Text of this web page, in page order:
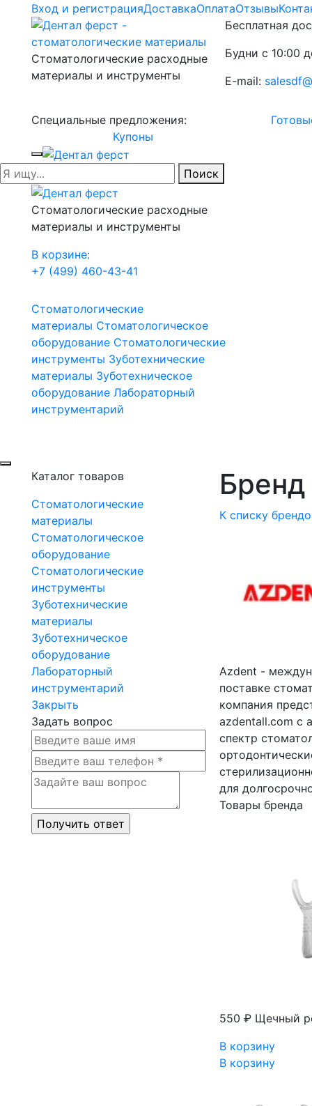
Вход и регистрацияДоставкаОплатаОтзывы
Стоматологические расходные
материалы и инструменты
Бесплатная
Будни с 10:00
E-mail:
Специальные предложения:
Купоны
Поиск
Стоматологические расходные
материалы и инструменты
В корзине:
+7 (499) 460-43-41
Стоматологические
материалы Стоматологическое
оборудование Стоматологические
инструменты Зуботехнические
материалы Зуботехническое
оборудование Лабораторный
инструментарий
Каталог товаров
Стоматологические
материалы
Стоматологическое
оборудование
Стоматологические
инструменты
Зуботехнические
материалы
Зуботехническое
оборудование
Лабораторный
инструментарий
Закрыть
Задать вопрос
К списку
Azdent -
поставке
компания
azdentall.com с
спектр
для
Товары бренда
550 ₽ Щечный
В корзину
В корзину